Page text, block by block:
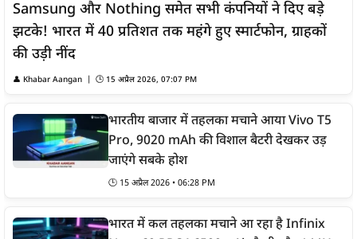
Samsung और Nothing समेत सभी कंपनियों ने दिए बड़े
झटके! भारत में 40 प्रतिशत तक महंगे हुए स्मार्टफोन, ग्राहकों
की उड़ी नींद
👤 Khabar Aangan | 🕒 15 अप्रैल 2026, 07:07 PM
भारतीय बाजार में तहलका मचाने आया Vivo T5
Pro, 9020 mAh की विशाल बैटरी देखकर उड़
जाएंगे सबके होश
🕒 15 अप्रैल 2026 • 06:28 PM
भारत में कल तहलका मचाने आ रहा है Infinix